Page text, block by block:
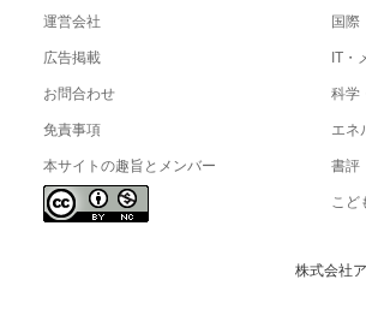
運営会社
広告掲載
お問合わせ
免責事項
本サイトの趣旨とメンバー
国際
IT・
科学
エネ
書評
こど
株式会社